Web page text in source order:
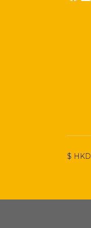
$ HKD